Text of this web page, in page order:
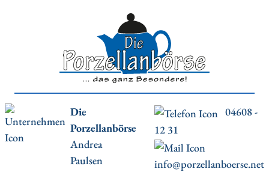
Die
Porzellanbörse
Andrea
Paulsen
04608 -
12 31
info@porzellanboerse.net